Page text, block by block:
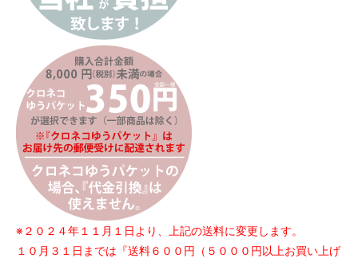
※２０２４年１１月１日より、上記の送料に変更します。
１０月３１日までは『送料６００円（５０００円以上お買い上げ